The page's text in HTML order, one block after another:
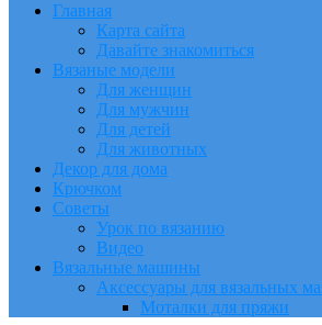
Главная
Карта сайта
Давайте знакомиться
Вязаные модели
Для женщин
Для мужчин
Для детей
Для животных
Декор для дома
Крючком
Советы
Урок по вязанию
Видео
Вязальные машины
Аксессуары для вязальных
Моталки для пряжи